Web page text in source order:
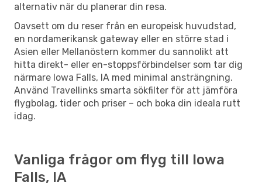
alternativ när du planerar din resa.
Oavsett om du reser från en europeisk huvudstad,
en nordamerikansk gateway eller en större stad i
Asien eller Mellanöstern kommer du sannolikt att
hitta direkt- eller en-stoppsförbindelser som tar dig
närmare Iowa Falls, IA med minimal ansträngning.
Använd Travellinks smarta sökfilter för att jämföra
flygbolag, tider och priser – och boka din ideala rutt
idag.
Vanliga frågor om flyg till Iowa
Falls, IA